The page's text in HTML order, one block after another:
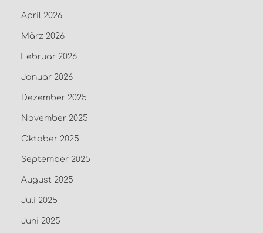
April 2026
März 2026
Februar 2026
Januar 2026
Dezember 2025
November 2025
Oktober 2025
September 2025
August 2025
Juli 2025
Juni 2025